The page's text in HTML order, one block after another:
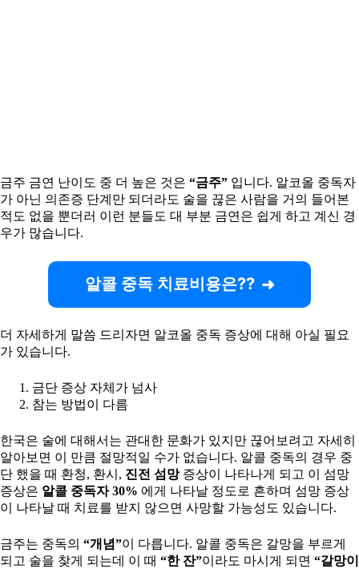
금주 금연 난이도 중 더 높은 것은 “금주” 입니다. 알코올 중독자
가 아닌 의존증 단계만 되더라도 술을 끊은 사람을 거의 들어본
적도 없을 뿐더러 이런 분들도 대 부분 금연은 쉽게 하고 계신 경
우가 많습니다.
알콜 중독 치료비용은??
더 자세하게 말씀 드리자면 알코올 중독 증상에 대해 아실 필요
가 있습니다.
금단 증상 자체가 넘사
참는 방법이 다름
한국은 술에 대해서는 관대한 문화가 있지만 끊어보려고 자세히
알아보면 이 만큼 절망적일 수가 없습니다. 알콜 중독의 경우 중
단 했을 때 환청, 환시, 진전 섬망증상이 나타나게 되고 이 섬망
증상은 알콜 중독자 30% 에게 나타날 정도로 흔하며 섬망 증상
이 나타날 때 치료를 받지 않으면 사망할 가능성도 있습니다.
금주는 중독의 “개념”이 다릅니다. 알콜 중독은 갈망을 부르게
되고 술을 찾게 되는데 이 때 “한 잔”이라도 마시게 되면 “갈망이